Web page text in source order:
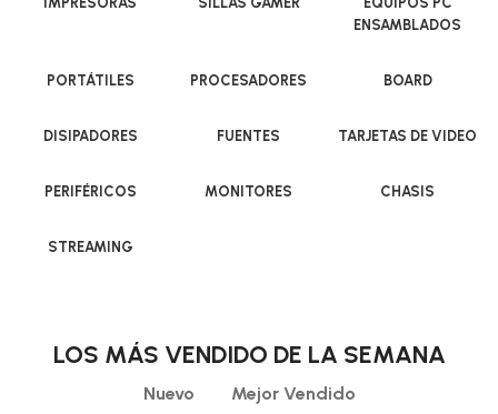
ENSAMBLADOS
PORTÁTILES PROCESADORES BOARD
DISIPADORES FUENTES TARJETAS DE VIDEO
PERIFÉRICOS MONITORES CHASIS
STREAMING
LOS MÁS VENDIDO DE LA SEMANA
Nuevo Mejor Vendido